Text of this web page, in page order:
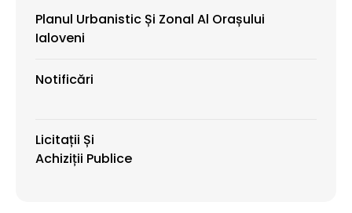
Planul Urbanistic Și Zonal Al Orașului
Ialoveni
Notificări
Licitații Și
Achiziții Publice